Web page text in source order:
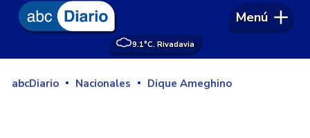
9.1°C. Rivadavia
Menú
abcDiario Nacionales Dique Ameghino